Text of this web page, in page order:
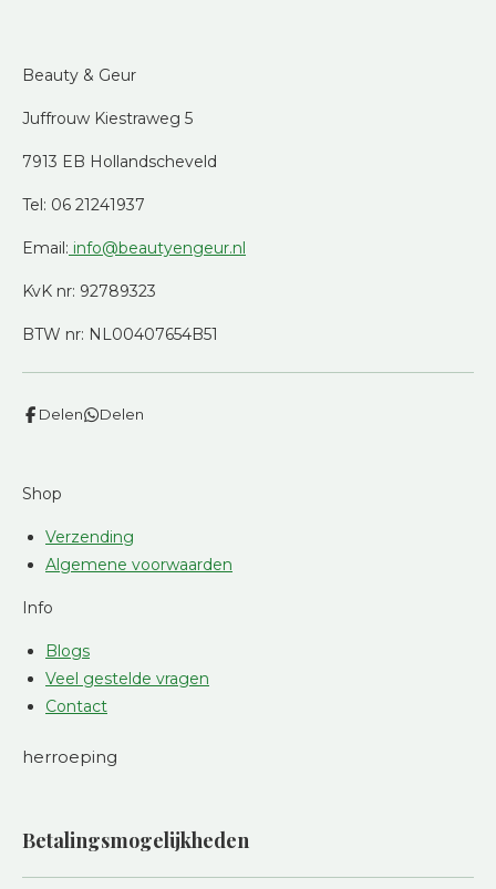
Beauty & Geur
Juffrouw Kiestraweg 5
7913 EB Hollandscheveld
Tel: 06 21241937
Email: info@beautyengeur.nl
KvK nr: 92789323
BTW nr: NL00407654B51
Delen Delen
Shop
Verzending
Algemene voorwaarden
Info
Blogs
Veel gestelde vragen
Contact
herroeping
Betalingsmogelijkheden